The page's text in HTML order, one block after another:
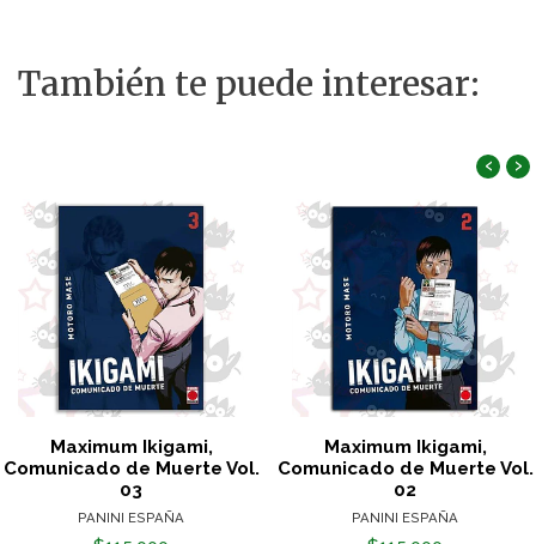
También te puede interesar:
Maximum Ikigami,
Comunicado de Muerte Vol.
03
PANINI ESPAÑA
Maximum Ikigami,
Comunicado de Muerte Vol.
02
PANINI ESPAÑA
‹ ›